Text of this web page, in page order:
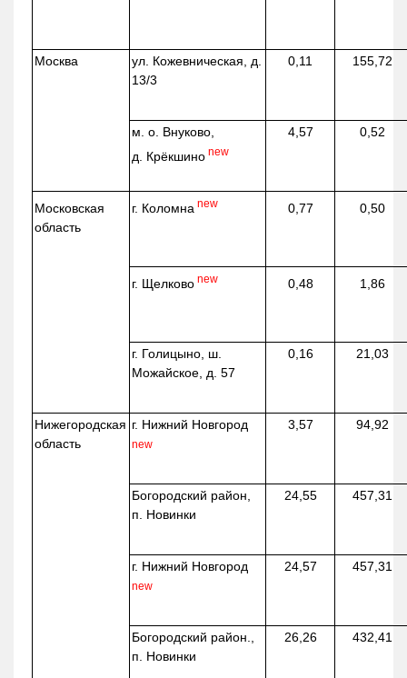
Москва ул. Кожевническая , д.
13/3
0,11 155,72
м. о. Внуково,
д. Крёкшино new
4,57 0,52
Московская
область
г. Коломна new 0,77 0,50
г. Щелково new 0,48 1,86
г. Голицыно, ш.
Можайское, д. 57
0,16 21,03
Нижегородская
область
г. Нижний Новгород
new
3,57 94,92
Богородский район,
п. Новинки
24,55 457,31
г. Нижний Новгород
new
24,57 457,31
Богородский район.,
п. Новинки
26,26 432,41